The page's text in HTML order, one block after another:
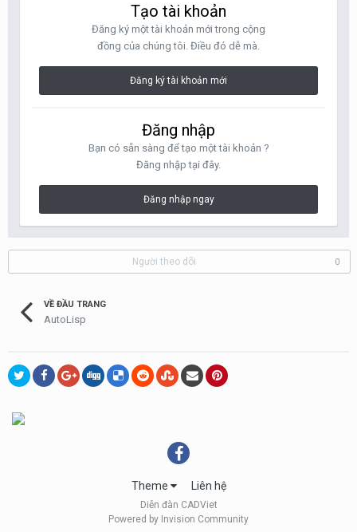
Tạo tài khoản
Đăng ký một tài khoản mới trong cộng
đồng của chúng tôi. Điều đó dễ mà.
Đăng ký tài khoản mới
Đăng nhập
Bạn có sẵn sàng để tạo một tài khoản ?
Đăng nhập tại đây.
Đăng nhập ngay
Người theo dõi 0
VỀ ĐẦU TRANG
AutoLisp
Theme Liên hệ
Diễn đàn CADViet
Powered by Invision Community